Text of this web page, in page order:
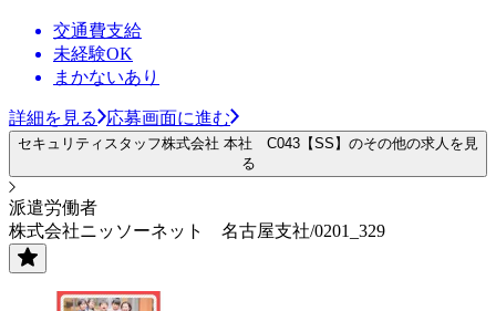
交通費支給
未経験OK
まかないあり
詳細を見る 応募画面に進む
セキュリティスタッフ株式会社 本社 C043【SS】のその他の求人を見
る
派遣労働者
株式会社ニッソーネット 名古屋支社/0201_329